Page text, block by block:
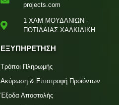
projects.com
1 ΧΛΜ ΜΟΥΔΑΝΙΩΝ -
ΠΟΤΙΔΑΙΑΣ ΧΑΛΚΙΔΙΚΗ
ΕΞΥΠΗΡΕΤΗΣΗ
Τρόποι Πληρωμής
Ακύρωση & Επιστροφή Προϊόντων
Έξοδα Αποστολής